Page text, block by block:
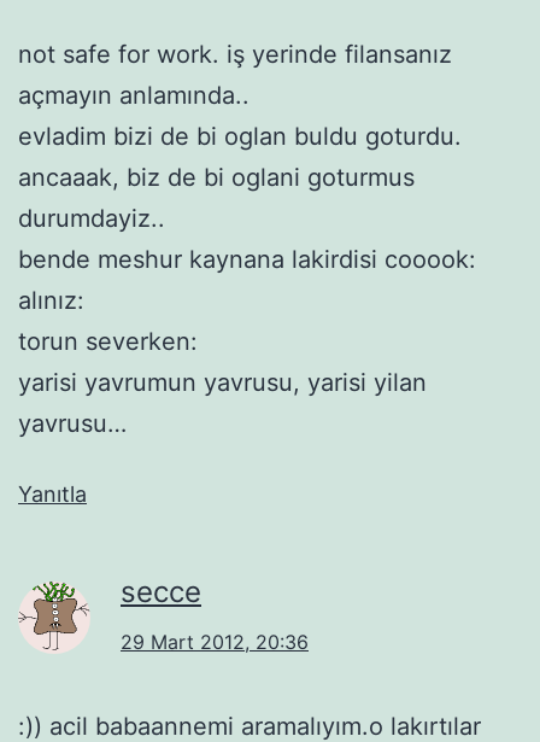
not safe for work. iş yerinde filansanız
açmayın anlamında..
evladim bizi de bi oglan buldu goturdu.
ancaaak, biz de bi oglani goturmus
durumdayiz..
bende meshur kaynana lakirdisi cooook:
alınız:
torun severken:
yarisi yavrumun yavrusu, yarisi yilan
yavrusu…
Yanıtla
secce
29 Mart 2012, 20:36
:)) acil babaannemi aramalıyım.o lakırtılar